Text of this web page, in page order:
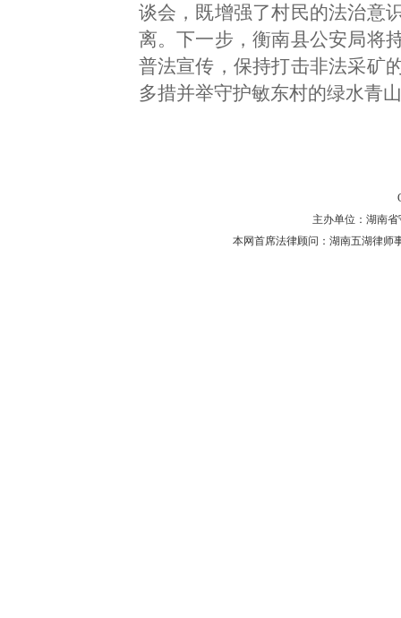
谈会，既增强了村民的法治意
离。下一步，衡南县公安局将
普法宣传，保持打击非法采矿
多措并举守护敏东村的绿水青
主办单位：湖南省
本网首席法律顾问：湖南五湖律师